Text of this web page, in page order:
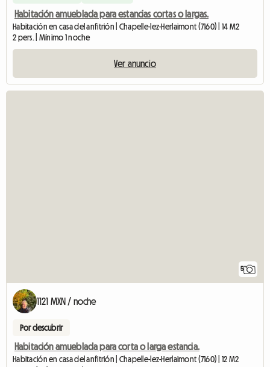
Habitación amueblada para estancias cortas o largas.
Habitación en casa del anfitrión | Chapelle-lez-Herlaimont (7160) | 14 M2
2 pers. | Mínimo 1 noche
Ver anuncio
5
1121 MXN / noche
Por descubrir
Habitación amueblada para corta o larga estancia.
Habitación en casa del anfitrión | Chapelle-lez-Herlaimont (7160) | 12 M2